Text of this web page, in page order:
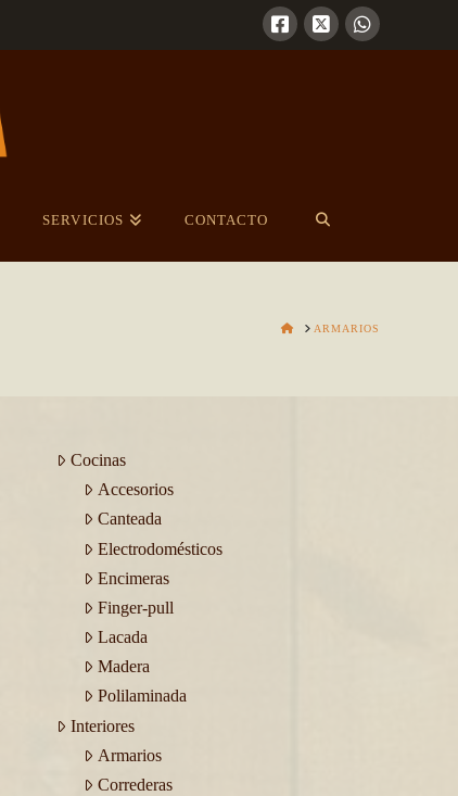
SERVICIOS CONTACTO
HOMEARMARIOS
Cocinas
Accesorios
Canteada
Electrodomésticos
Encimeras
Finger-pull
Lacada
Madera
Polilaminada
Interiores
Armarios
Correderas